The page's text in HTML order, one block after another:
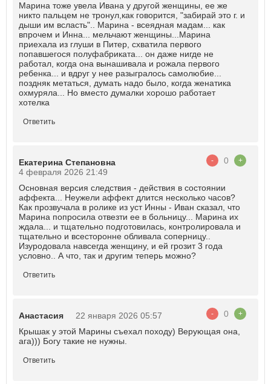
Марина тоже увела Ивана у другой женщины, ее же
никто пальцем не тронул,как говорится, "забирай это г. и
дыши им всласть".. Марина - всеядная мадам... как
впрочем и Инна... мельчают женщины...Марина
приехала из глуши в Питер, схватила первого
попавшегося полуфабриката... он даже нигде не
работал, когда она вынашивала и рожала первого
ребенка... и вдруг у нее разыгралось самолюбие...
поздняк метаться, думать надо было, когда женатика
охмуряла... Но вместо думалки хорошо работает
хотелка
Ответить
Екатерина Степановна
4 февраля 2026 21:49
- 0 +
Основная версия следствия - действия в состоянии
аффекта... Неужели аффект длится несколько часов?
Как прозвучала в ролике из уст Инны - Иван сказал, что
Марина попросила отвезти ее в больницу... Марина их
ждала... и тщательно подготовилась, контролировала и
тщательно и всесторонне обливала соперницу..
Изуродовала навсегда женщину, и ей грозит 3 года
условно.. А что, так и другим теперь можно?
Ответить
Анастасия 22 января 2026 05:57 - 0 +
Крышак у этой Марины съехал походу) Верующая она,
ага))) Богу такие не нужны.
Ответить